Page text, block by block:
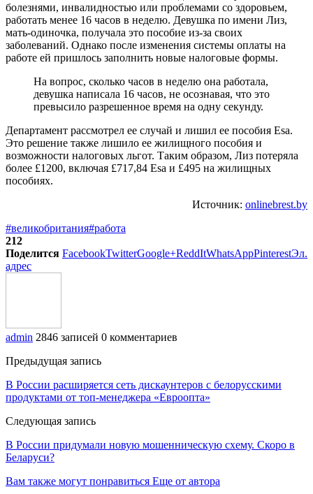
болезнями, инвалидностью или проблемами со здоровьем,
работать менее 16 часов в неделю. Девушка по имени Лиз,
мать-одиночка, получала это пособие из-за своих
заболеваний. Однако после изменения системы оплаты на
работе ей пришлось заполнить новые налоговые формы.
На вопрос, сколько часов в неделю она работала,
девушка написала 16 часов, не осознавая, что это
превысило разрешенное время на одну секунду.
Департамент рассмотрел ее случай и лишил ее пособия Esa.
Это решение также лишило ее жилищного пособия и
возможности налоговых льгот. Таким образом, Лиз потеряла
более £1200, включая £717,84 Esa и £495 на жилищных
пособиях.
Источник: onlinebrest.by
#великобритания#работа
212
Поделится FacebookTwitterGoogle+ReddItWhatsAppPinterestЭл.
адрес
admin 2846 записей 0 комментариев
Предыдущая запись
В России расширяется сеть дискаунтеров с белорусскими
продуктами от топ-менеджера «Евроопта»
Следующая запись
В России придумали новую мошенническую схему. Скоро в
Беларуси?
Вам также могут понравиться Еще от автора